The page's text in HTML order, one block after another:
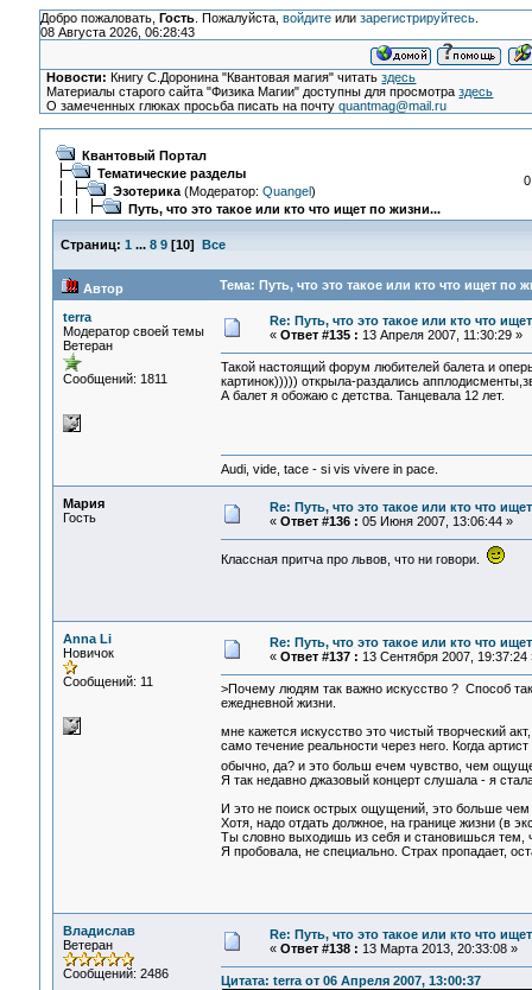
Добро пожаловать, Гость. Пожалуйста, войдитеили зарегистрируйтесь.
08 Августа 2026, 06:28:43
Новости: Книгу С.Доронина "Квантовая магия" читатьздесь
Материалы старого сайта "Физика Магии" доступны для просмотраздесь
О замеченных глюках просьба писать на почтуquantmag@mail.ru
Квантовый Портал
Тематические разделы
Эзотерика(Модератор: Quangel)
Путь, что это такое или кто что ищет по жизни...
Страниц: 1 ... 8 9[10] Все
Автор Тема: Путь, что это такое или кто что ищет по
terra
Модератор своей темы
Ветеран
Сообщений: 1811
Re: Путь, что это такое или кто что
« Ответ #135 : 13 Апреля 2007, 11:30:29 »
Такой настоящий форум любителей балета и
картинок))))) открыла-раздались
А балет я обожаю с детства. Танцевала 12 лет.
Audi, vide, tace - si vis vivere in pace.
Мария
Гость
Re: Путь, что это такое или кто что
« Ответ #136 : 05 Июня 2007, 13:06:44 »
Классная притча про львов, что ни говори.
Anna Li
Новичок
Сообщений: 11
Re: Путь, что это такое или кто что
« Ответ #137 : 13 Сентября 2007, 19:37:24
>Почему людям так важно искусство ? Способ
ежедневной жизни.
мне кажется искусство это чистый творческий
само течение реальности через него. Когда
обычно, да? и это больш ечем чувство, чем
Я так недавно джазовый концерт слушала - я
И это не поиск острых ощущений, это больше
Хотя, надо отдать должное, на границе жизни (в
Ты словно выходишь из себя и становишься тем,
Я пробовала, не специально. Страх пропадает,
Владислав
Ветеран
Сообщений: 2486
Re: Путь, что это такое или кто что
« Ответ #138 : 13 Марта 2013, 20:33:08 »
Цитата: terra от 06 Апреля 2007, 13:00:37